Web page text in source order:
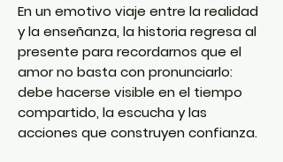
En un emotivo viaje entre la realidad
y la enseñanza, la historia regresa al
presente para recordarnos que el
amor no basta con pronunciarlo:
debe hacerse visible en el tiempo
compartido, la escucha y las
acciones que construyen confianza.